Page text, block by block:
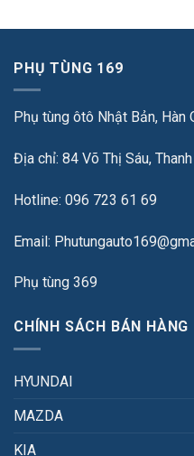
PHỤ TÙNG 169
Phụ tùng ôtô Nhật Bản, Hàn
Địa chỉ: 84 Võ Thị Sáu,
Hotline: 096 723 61 69
Email:
Phụ tùng 369
CHÍNH SÁCH BÁN HÀNG
HYUNDAI
MAZDA
KIA